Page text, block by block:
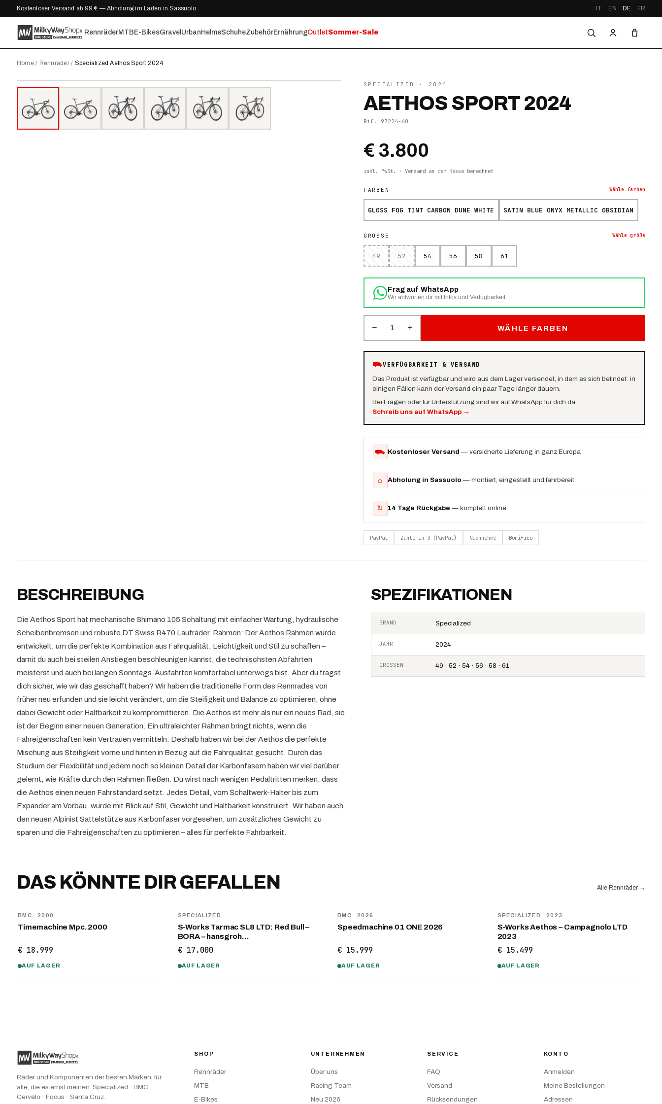
Kostenloser Versand ab 99 € — Abholung im Laden in Sassuolo IT EN DE FR
RennräderMTB E-BikesGravel Urban HelmeSchuheZubehörErnährungOutletSommer-Sale
Home/ Rennräder/ Specialized Aethos Sport 2024
SPECIALIZED · 2024
AETHOS SPORT 2024
Rif. 97224-60
€ 3.800
inkl. MwSt. · Versand an der Kasse berechnet
FARBEN Wähle farben
GLOSS FOG TINT CARBON DUNE WHITE SATIN BLUE ONYX METALLIC OBSIDIAN
GRÖSSE Wähle größe
49 52 54 56 58 61
Frag auf WhatsApp
Wir antworten dir mit Infos und Verfügbarkeit
− 1 + WÄHLE FARBEN
⛟VERFÜGBARKEIT & VERSAND
Das Produkt ist verfügbar und wird aus dem Lager versendet, in dem es sich befindet: in
einigen Fällen kann der Versand ein paar Tage länger dauern.
Bei Fragen oder für Unterstützung sind wir auf WhatsApp für dich da.
Schreib uns auf WhatsApp →
⛟ Kostenloser Versand — versicherte Lieferung in ganz Europa
⌂ Abholung in Sassuolo — montiert, eingestellt und fahrbereit
↻ 14 Tage Rückgabe — komplett online
PayPal Zahle in 3 (PayPal) Nachnahme Bonifico
BESCHREIBUNG
Die Aethos Sport hat mechanische Shimano 105 Schaltung mit einfacher Wartung, hydraulische
Scheibenbremsen und robuste DT Swiss R470 Laufräder. Rahmen: Der Aethos Rahmen wurde
entwickelt, um die perfekte Kombination aus Fahrqualität, Leichtigkeit und Stil zu schaffen –
damit du auch bei steilen Anstiegen beschleunigen kannst, die technischsten Abfahrten
meisterst und auch bei langen Sonntags-Ausfahrten komfortabel unterwegs bist. Aber du fragst
dich sicher, wie wir das geschafft haben? Wir haben die traditionelle Form des Rennrades von
früher neu erfunden und sie leicht verändert, um die Steifigkeit und Balance zu optimieren, ohne
dabei Gewicht oder Haltbarkeit zu kompromittieren. Die Aethos ist mehr als nur ein neues Rad, sie
ist der Beginn einer neuen Generation. Ein ultraleichter Rahmen bringt nichts, wenn die
Fahreigenschaften kein Vertrauen vermitteln. Deshalb haben wir bei der Aethos die perfekte
Mischung aus Steifigkeit vorne und hinten in Bezug auf die Fahrqualität gesucht. Durch das
Studium der Flexibilität und jedem noch so kleinen Detail der Karbonfasern haben wir viel darüber
gelernt, wie Kräfte durch den Rahmen fließen. Du wirst nach wenigen Pedaltritten merken, dass
die Aethos einen neuen Fahrstandard setzt. Jedes Detail, vom Schaltwerk-Halter bis zum
Expander am Vorbau, wurde mit Blick auf Stil, Gewicht und Haltbarkeit konstruiert. Wir haben auch
den neuen Alpinist Sattelstütze aus Karbonfaser vorgesehen, um zusätzliches Gewicht zu
sparen und die Fahreigenschaften zu optimieren – alles für perfekte Fahrbarkeit.
SPEZIFIKATIONEN
BRAND Specialized
JAHR 2024
GRÖSSEN 49 · 52 · 54 · 56 · 58 · 61
DAS KÖNNTE DIR GEFALLEN Alle Rennräder →
BMC · 2000
Timemachine Mpc. 2000
€ 18.999
AUF LAGER
SPECIALIZED
S-Works Tarmac SL8 LTD: Red Bull –
BORA – hansgroh…
€ 17.000
AUF LAGER
BMC · 2026
Speedmachine 01 ONE 2026
€ 15.999
AUF LAGER
SPECIALIZED · 2023
S-Works Aethos – Campagnolo LTD
2023
€ 15.499
AUF LAGER
Räder und Komponenten der besten Marken, für
alle, die es ernst meinen. Specialized · BMC ·
Cervélo · Focus · Santa Cruz.
SHOP
Rennräder
MTB
E-Bikes
UNTERNEHMEN
Über uns
Racing Team
Neu 2026
SERVICE
FAQ
Versand
Rücksendungen
KONTO
Anmelden
Meine Bestellungen
Adressen